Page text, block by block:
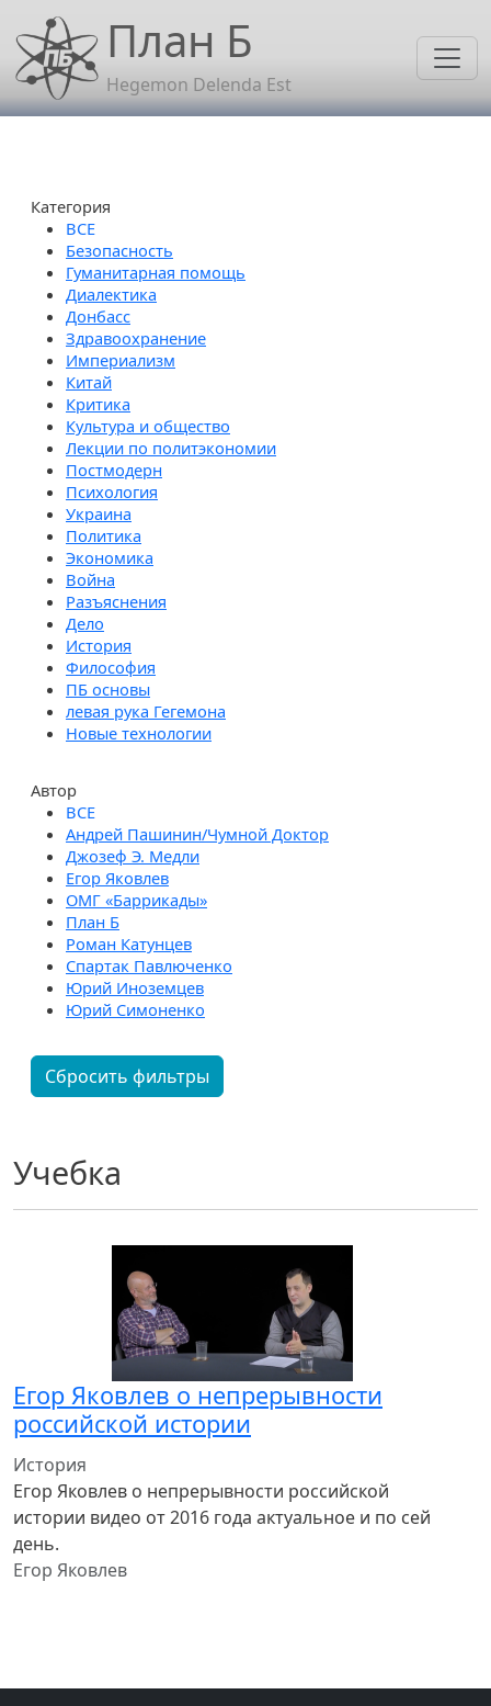
Перейти к основному содержанию
План Б
Hegemon Delenda Est
Учебка
Егор Яковлев о непрерывности
российской истории
История
Егор Яковлев о непрерывности российской
истории видео от 2016 года актуальное и по сей
день.
Егор Яковлев
Категория
Безопасность
Гуманитарная помощь
Диалектика
Донбасс
Здравоохранение
Империализм
Китай
Критика
Культура и общество
Лекции по политэкономии
Постмодерн
Психология
Украина
Политика
Экономика
Война
Разъяснения
Дело
История
Философия
ПБ основы
левая рука Гегемона
Новые технологии
Автор
Андрей Пашинин/Чумной Доктор
Джозеф Э. Медли
Егор Яковлев
ОМГ «Баррикады»
План Б
Роман Катунцев
Спартак Павлюченко
Юрий Иноземцев
Юрий Симоненко
Сбросить фильтры